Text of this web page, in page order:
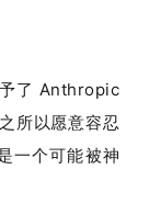
了 Anthropic
所以愿意容忍
一个可能被神